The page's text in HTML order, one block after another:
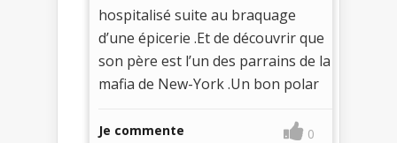
hospitalisé suite au braquage
d’une épicerie .Et de découvrir que
son père est l’un des parrains de la
mafia de New-York .Un bon polar
Je commente 0